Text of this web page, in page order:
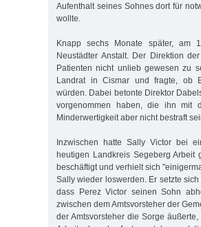
Aufenthalt seines Sohnes dort für
wollte.
Knapp sechs Monate später, am
Neustädter Anstalt. Der Direktion
Patienten nicht unlieb gewesen zu
Landrat in Cismar und fragte, ob
würden. Dabei betonte Direktor
vorgenommen haben, die ihn mit
Minderwertigkeit aber nicht bestraft
Inzwischen hatte Sally Victor bei
heutigen Landkreis Segeberg
beschäftigt und verhielt sich
Sally wieder loswerden. Er setzte
dass Perez Victor seinen Sohn
zwischen dem Amtsvorsteher der
der Amtsvorsteher die Sorge